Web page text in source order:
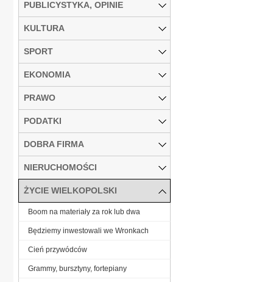
PUBLICYSTYKA, OPINIE
KULTURA
SPORT
EKONOMIA
PRAWO
PODATKI
DOBRA FIRMA
NIERUCHOMOŚCI
ŻYCIE WIELKOPOLSKI
Boom na materiały za rok lub dwa
Będziemy inwestowali we Wronkach
Cień przywódców
Grammy, bursztyny, fortepiany